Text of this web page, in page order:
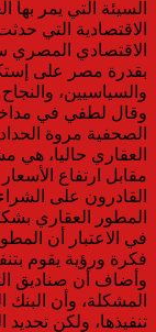
السيئة التي يمر
الاقتصادي المصري
بقدرة مصر على
والسياسيين،
وقال لطفي في
الصحفية مروة
العقاري حاليا، هي
مقابل ارتفاع
القادرون على
المطور العقاري
في الاعتبار أن
فكرة ورؤية يقوم
وأضاف أن صناديق
المشكلة، وأن